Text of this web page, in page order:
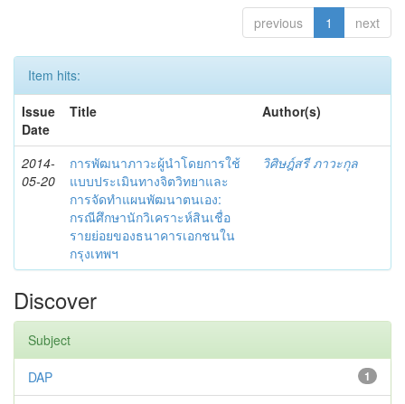
previous 1 next
Item hits:
Issue
Date
Title Author(s)
2014-
05-20
การพัฒนาภาวะผู้นำโดยการใช้
แบบประเมินทางจิตวิทยาและ
การจัดทำแผนพัฒนาตนเอง:
กรณีศึกษานักวิเคราะห์สินเชื่อ
รายย่อยของธนาคารเอกชนใน
กรุงเทพฯ
วิศิษฎ์สรี ภาวะกุล
Discover
Subject
1
DAP